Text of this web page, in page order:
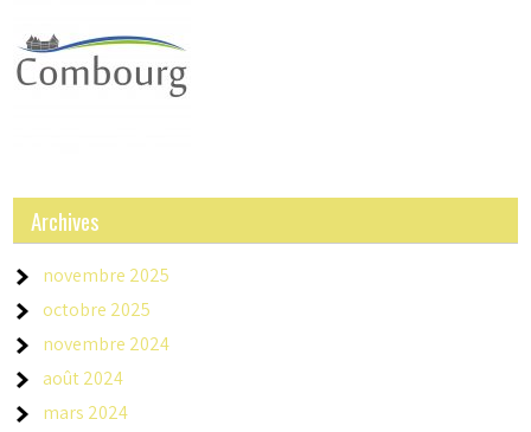
Archives
novembre 2025
octobre 2025
novembre 2024
août 2024
mars 2024